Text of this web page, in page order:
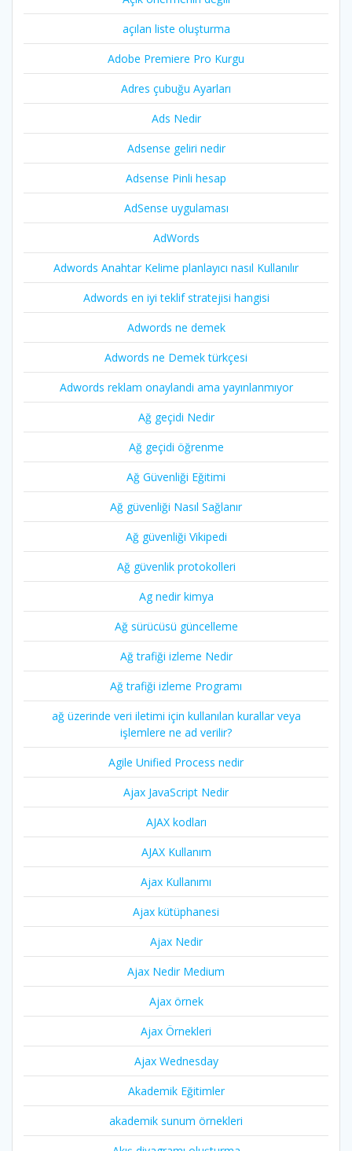
açılan liste oluşturma
Adobe Premiere Pro Kurgu
Adres çubuğu Ayarları
Ads Nedir
Adsense geliri nedir
Adsense Pinli hesap
AdSense uygulaması
AdWords
Adwords Anahtar Kelime planlayıcı nasıl Kullanılır
Adwords en iyi teklif stratejisi hangisi
Adwords ne demek
Adwords ne Demek türkçesi
Adwords reklam onaylandi ama yayınlanmıyor
Ağ geçidi Nedir
Ağ geçidi öğrenme
Ağ Güvenliği Eğitimi
Ağ güvenliği Nasıl Sağlanır
Ağ güvenliği Vikipedi
Ağ güvenlik protokolleri
Ag nedir kimya
Ağ sürücüsü güncelleme
Ağ trafiği izleme Nedir
Ağ trafiği izleme Programı
ağ üzerinde veri iletimi için kullanılan kurallar veya
işlemlere ne ad verilir?
Agile Unified Process nedir
Ajax JavaScript Nedir
AJAX kodları
AJAX Kullanım
Ajax Kullanımı
Ajax kütüphanesi
Ajax Nedir
Ajax Nedir Medium
Ajax örnek
Ajax Örnekleri
Ajax Wednesday
Akademik Eğitimler
akademik sunum örnekleri